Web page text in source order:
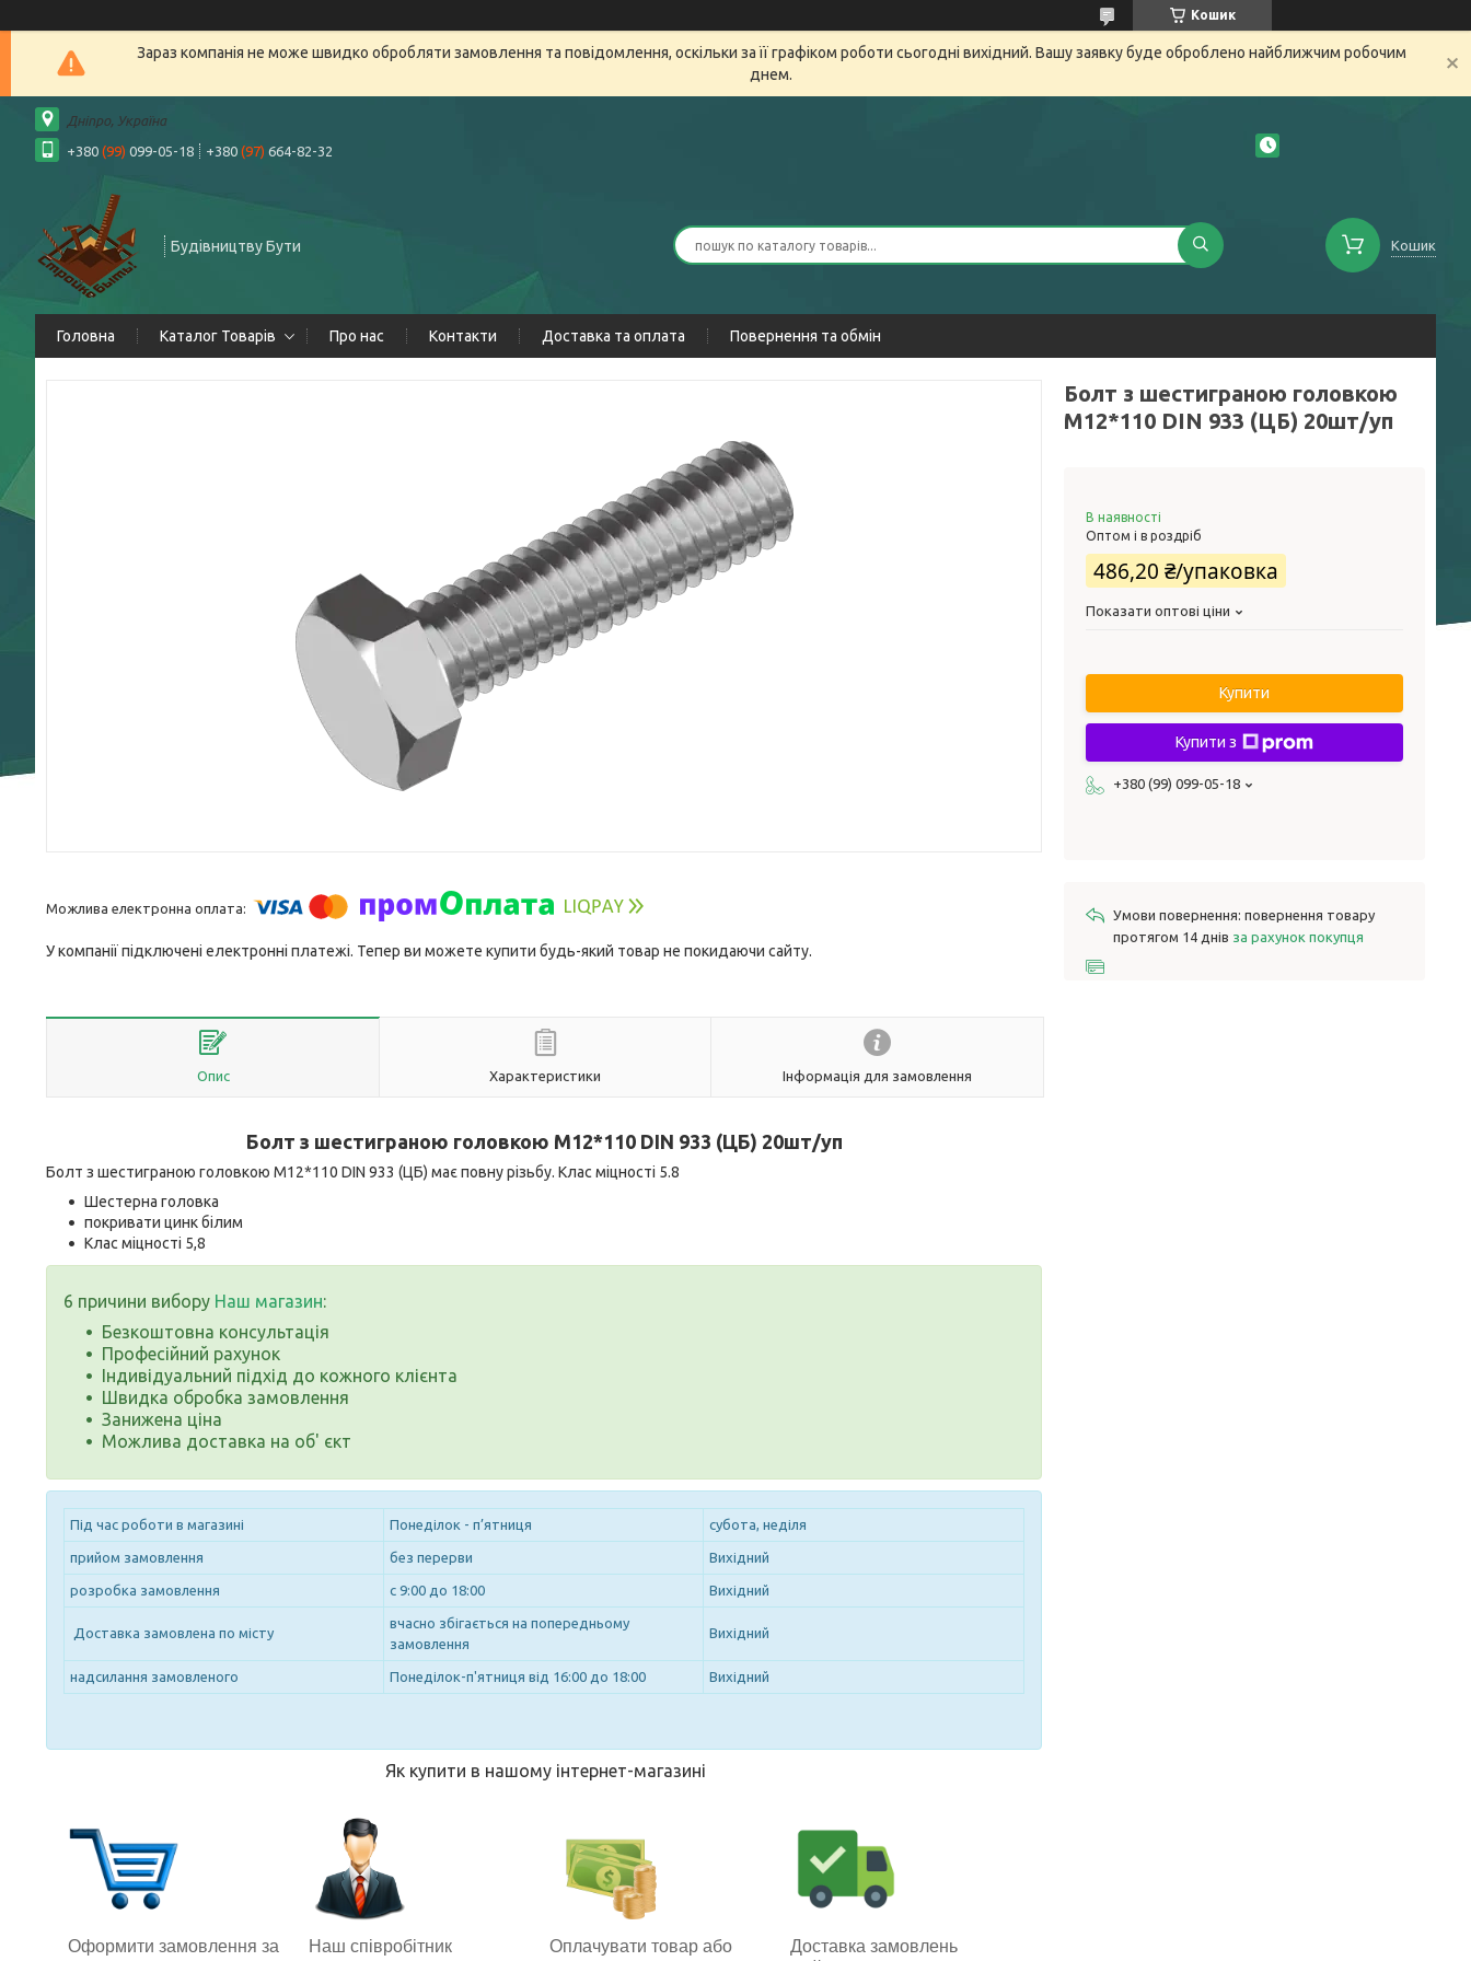
Кошик
Зараз компанія не може швидко обробляти замовлення та повідомлення, оскільки за її графіком роботи сьогодні вихідний. Вашу заявку буде оброблено найближчим робочим
днем.
Дніпро, Україна
+380 (99) 099-05-18 +380 (97) 664-82-32
Будівництву Бути Кошик
Головна Каталог Товарів Про нас Контакти Доставка та оплата Повернення та обмін
У компанії підключені електронні платежі. Тепер ви можете купити будь-який товар не покидаючи сайту.
Опис Характеристики Інформація для замовлення
Болт з шестиграною головкою M12*110DIN 933 (ЦБ) 20шт/уп
Болт з шестиграною головкою M12*110 DIN 933 (ЦБ) має повну різьбу. Клас міцності 5.8
Шестерна головка
покривати цинк білим
Клас міцності 5,8
6 причини вибору Наш магазин:
Безкоштовна консультація
Професійний рахунок
Індивідуальний підхід до кожного клієнта
Швидка обробка замовлення
Занижена ціна
Можлива доставка на об' єкт
Під час роботи в магазині Понеділок - п’ятниця субота, неділя
прийом замовлення без перерви Вихідний
розробка замовлення с 9:00 до 18:00 Вихідний
Доставка замовлена по місту
вчасно збігається на попередньому
замовлення
Вихідний
надсилання замовленого Понеділок-п'ятниця від 16:00 до 18:00 Вихідний
Як купити в нашому інтернет-магазині
Оформити замовлення за
Наш співробітник
Оплачувати товар або
Доставка замовлень
Болт з шестиграною головкою
М12*110 DIN 933 (ЦБ) 20шт/уп
В наявності
Оптом і в роздріб
486,20 ₴/упаковка
Показати оптові ціни
Купити
Купити з
+380 (99) 099-05-18
повернення товару
протягом 14 днів за рахунок покупця